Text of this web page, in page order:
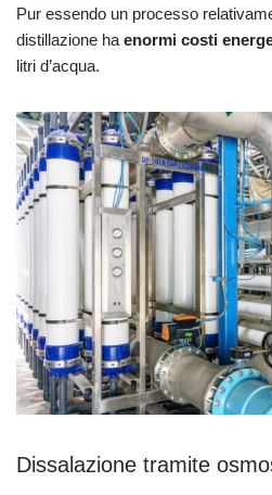
Pur essendo un processo
distillazione ha enormi costi
litri d’acqua.
Dissalazione tramite